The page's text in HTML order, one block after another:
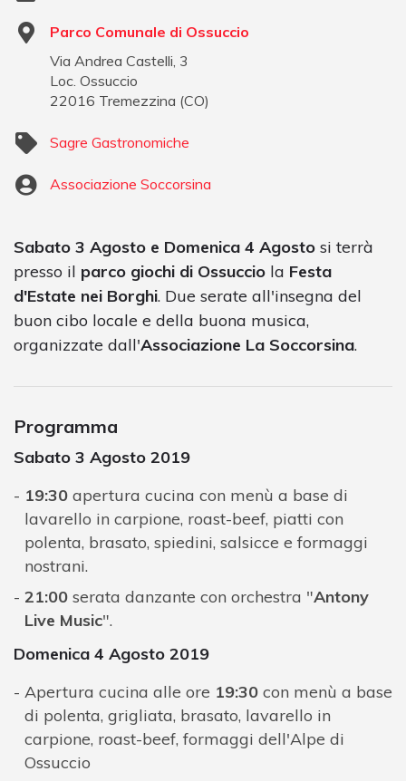
Parco Comunale di Ossuccio
Via Andrea Castelli, 3
Loc. Ossuccio
22016 Tremezzina (CO)
Sagre Gastronomiche
Associazione Soccorsina
Sabato 3 Agosto e Domenica 4 Agosto si terrà
presso il parco giochi di Ossuccio la Festa
d'Estate nei Borghi. Due serate all'insegna del
buon cibo locale e della buona musica,
organizzate dall'Associazione La Soccorsina.
Programma
Sabato 3 Agosto 2019
19:30 apertura cucina con menù a base di
lavarello in carpione, roast-beef, piatti con
polenta, brasato, spiedini, salsicce e formaggi
nostrani.
21:00 serata danzante con orchestra "Antony
Live Music".
Domenica 4 Agosto 2019
Apertura cucina alle ore 19:30 con menù a base
di polenta, grigliata, brasato, lavarello in
carpione, roast-beef, formaggi dell'Alpe di
Ossuccio